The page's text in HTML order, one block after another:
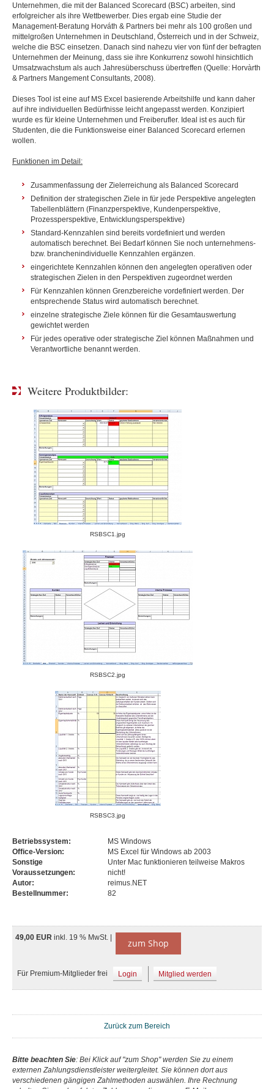
Unternehmen, die mit der Balanced Scorecard (BSC) arbeiten, sind
erfolgreicher als ihre Wettbewerber. Dies ergab eine Studie der
Management-Beratung Horváth & Partners bei mehr als 100 großen und
mittelgroßen Unternehmen in Deutschland, Österreich und in der Schweiz,
welche die BSC einsetzen. Danach sind nahezu vier von fünf der befragten
Unternehmen der Meinung, dass sie ihre Konkurrenz sowohl hinsichtlich
Umsatzwachstum als auch Jahresüberschuss übertreffen (Quelle: Horvàrth
& Partners Mangement Consultants, 2008).
Dieses Tool ist eine auf MS Excel basierende Arbeitshilfe und kann daher
auf ihre individuellen Bedürfnisse leicht angepasst werden. Konzipiert
wurde es für kleine Unternehmen und Freiberufler. Ideal ist es auch für
Studenten, die die Funktionsweise einer Balanced Scorecard erlernen
wollen.
Funktionen im Detail:
Zusammenfassung der Zielerreichung als Balanced Scorecard
Definition der strategischen Ziele in für jede Perspektive angelegten
Tabellenblättern (Finanzperspektive, Kundenperspektive,
Prozessperspektive, Entwicklungsperspektive)
Standard-Kennzahlen sind bereits vordefiniert und werden
automatisch berechnet. Bei Bedarf können Sie noch unternehmens-
bzw. branchenindividuelle Kennzahlen ergänzen.
eingerichtete Kennzahlen können den angelegten operativen oder
strategischen Zielen in den Perspektiven zugeordnet werden
Für Kennzahlen können Grenzbereiche vordefiniert werden. Der
entsprechende Status wird automatisch berechnet.
einzelne strategische Ziele können für die Gesamtauswertung
gewichtet werden
Für jedes operative oder strategische Ziel können Maßnahmen und
Verantwortliche benannt werden.
Weitere Produktbilder:
RSBSC1.jpg
RSBSC2.jpg
RSBSC3.jpg
Betriebssystem:
MS Windows
Office-Version:
MS Excel für Windows ab 2003
Sonstige
Voraussetzungen:
Unter Mac funktionieren teilweise Makros
nicht!
Autor:
reimus.NET
Bestellnummer:
82
49,00 EUR inkl. 19 % MwSt. | zum Shop
Für Premium-Mitglieder frei Login Mitglied werden
Zurück zum Bereich
Bitte beachten Sie: Bei Klick auf "zum Shop" werden Sie zu einem
externen Zahlungsdienstleister weitergleitet. Sie können dort aus
verschiedenen gängigen Zahlmethoden auswählen. Ihre Rechnung